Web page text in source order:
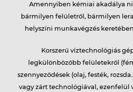
Amennyiben kémiai akadálya
bármilyen felületről, bármilyen
helyszíni munkavégzés
Korszerű víztechnológiás
legkülönbözőbb felületekről
szennyeződések (olaj, festék,
vagy zárt technológiával, ezenfelül